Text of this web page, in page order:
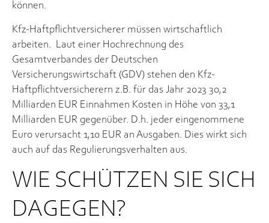
können.
Kfz-Haftpflichtversicherer müssen wirtschaftlich
arbeiten. Laut einer Hochrechnung des
Gesamtverbandes der Deutschen
Versicherungswirtschaft (GDV) stehen den Kfz-
Haftpflichtversicherern z.B. für das Jahr 2023 30,2
Milliarden EUR Einnahmen Kosten in Höhe von 33,1
Milliarden EUR gegenüber. D.h. jeder eingenommene
Euro verursacht 1,10 EUR an Ausgaben. Dies wirkt sich
auch auf das Regulierungsverhalten aus.
WIE SCHÜTZEN SIE SICH
DAGEGEN?